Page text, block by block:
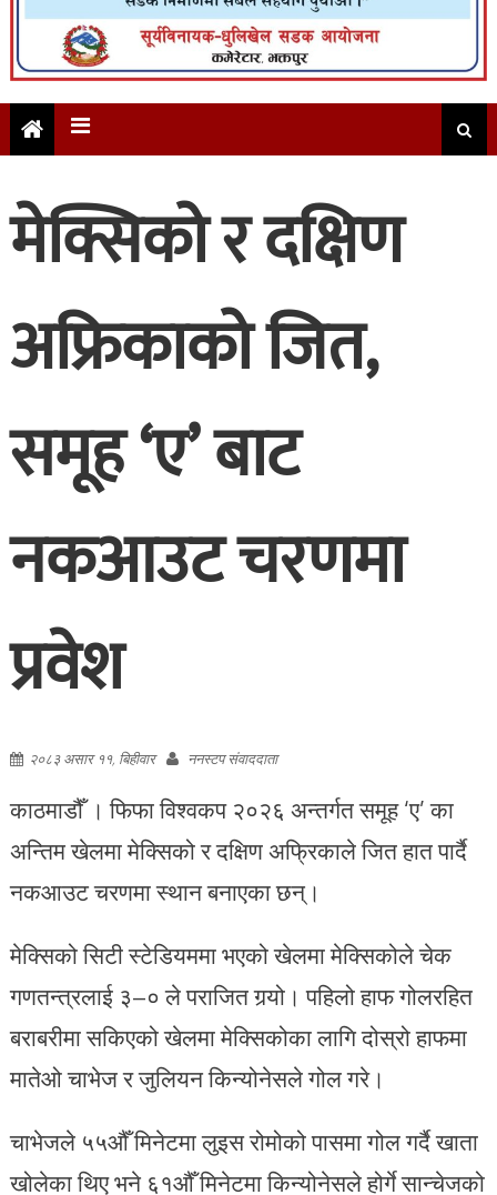
मेक्सिको र दक्षिण
अफ्रिकाको जित,
समूह ‘ए’ बाट
नकआउट चरणमा
प्रवेश
२०८३ असार ११, बिहीवार ननस्टप संवाददाता
काठमाडौँ । फिफा विश्वकप २०२६ अन्तर्गत समूह ‘ए’ का
अन्तिम खेलमा मेक्सिको र दक्षिण अफ्रिकाले जित हात पार्दै
नकआउट चरणमा स्थान बनाएका छन्।
मेक्सिको सिटी स्टेडियममा भएको खेलमा मेक्सिकोले चेक
गणतन्त्रलाई ३–० ले पराजित गर्‍यो। पहिलो हाफ गोलरहित
बराबरीमा सकिएको खेलमा मेक्सिकोका लागि दोस्रो हाफमा
मातेओ चाभेज र जुलियन किन्योनेसले गोल गरे।
चाभेजले ५५औँ मिनेटमा लुइस रोमोको पासमा गोल गर्दै खाता
खोलेका थिए भने ६१औँ मिनेटमा किन्योनेसले होर्गे सान्चेजको